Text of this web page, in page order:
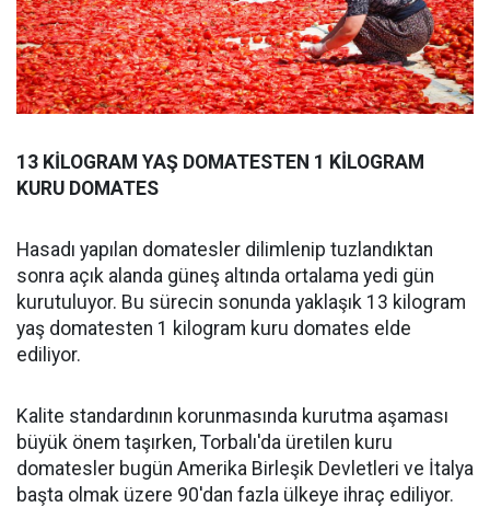
13 KİLOGRAM YAŞ DOMATESTEN 1 KİLOGRAM
KURU DOMATES
Hasadı yapılan domatesler dilimlenip tuzlandıktan
sonra açık alanda güneş altında ortalama yedi gün
kurutuluyor. Bu sürecin sonunda yaklaşık 13 kilogram
yaş domatesten 1 kilogram kuru domates elde
ediliyor.
Kalite standardının korunmasında kurutma aşaması
büyük önem taşırken, Torbalı'da üretilen kuru
domatesler bugün Amerika Birleşik Devletleri ve İtalya
başta olmak üzere 90'dan fazla ülkeye ihraç ediliyor.